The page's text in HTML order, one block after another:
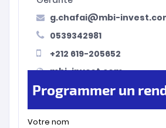
g.chafai@mbi-
0539342981
+212 619-205652
mbi-invest.com
Programmer un
Votre nom